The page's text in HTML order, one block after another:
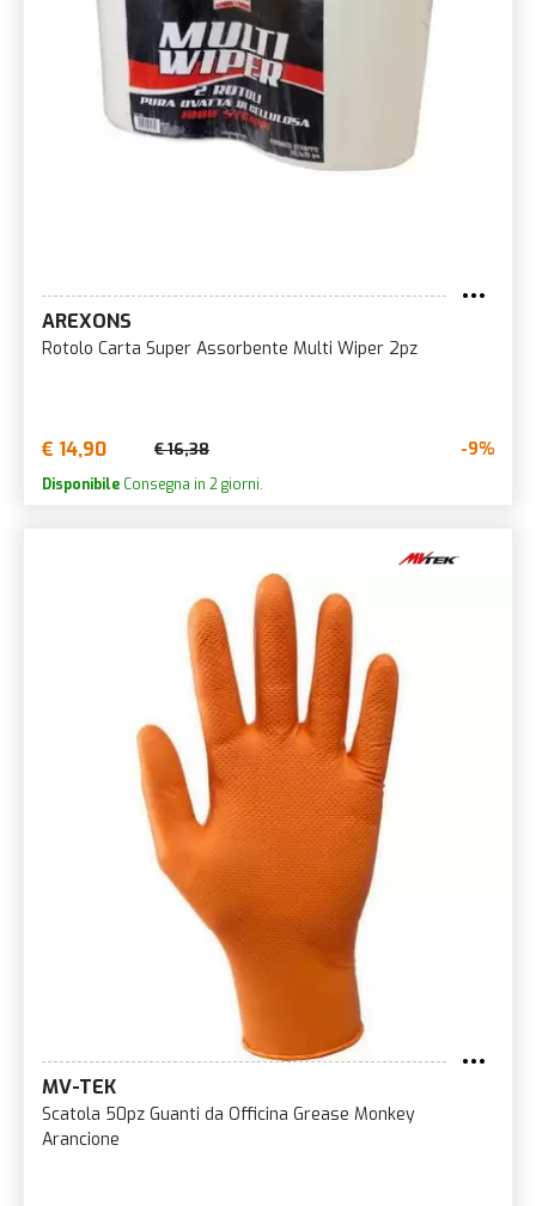
AREXONS
Rotolo Carta Super Assorbente Multi Wiper 2pz
€ 14,90 € 16,38 -9%
Disponibile Consegna in 2 giorni.
MV-TEK
Scatola 50pz Guanti da Officina Grease Monkey
Arancione